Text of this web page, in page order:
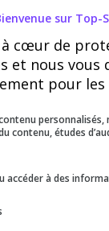
[EU]
eployHeli
sur Top-
à cœur de
et nous vous
pour les
contenu, études
accéder à des